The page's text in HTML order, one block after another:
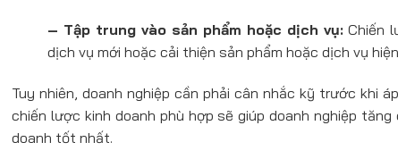
– Tập trung vào sản phẩm hoặc dịch vụ: Chiến
dịch vụ mới hoặc cải thiện sản phẩm hoặc dịch vụ
Tuy nhiên, doanh nghiệp cần phải cân nhắc kỹ trước khi
chiến lược kinh doanh phù hợp sẽ giúp doanh nghiệp
doanh tốt nhất.